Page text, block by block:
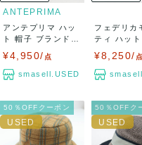
ANTEPRIMA
アンテプリマ ハッ
ト 帽子 ブランド
¥4,950/ 点
smasell.USED
フェデリカ
ティ ハッ
¥8,250/ 点
50％OFFクーポン 50％OFFク